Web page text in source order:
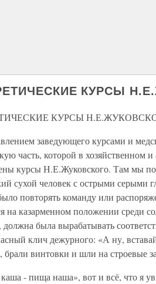
КУРСЫ
КУРСЫ
заведующего курсами и
часть, которой в
курсы Н.Е.Жуковского. Там мы
сухой человек с острыми серыми
повторять команду или
на казарменном положении среди
была вырабатывать
клич дежурного: «А ну,
винтовки и шли на строевые
- пища наша», вот и всё, что я